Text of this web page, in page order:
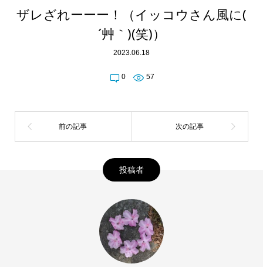
ザレざれーーー！（イッコウさん風に(
´艸｀)(笑)）
2023.06.18
0 57
投稿者